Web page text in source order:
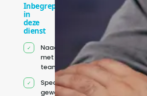
Inbegrepen
in
deze
dienst
Naadloze integratie
met jouw bestaande
team
Specifiek voor jou
geworven profiel